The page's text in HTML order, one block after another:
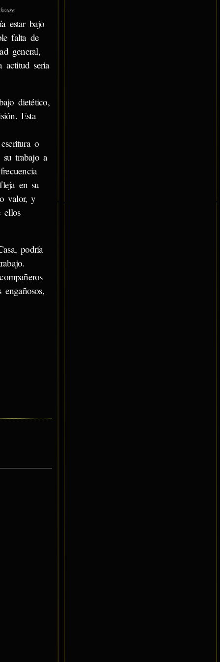
estar bajo
falta de
general,
actitud seria
dietético,
Esta
o
su trabajo a
en su
valor, y
ellos
podría